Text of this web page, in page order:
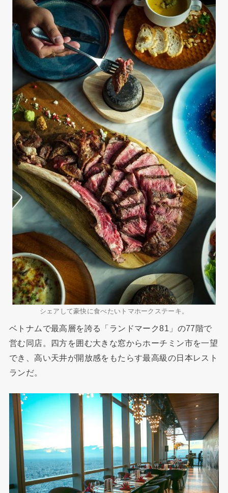
シェアして豪快に食べたいトマホークステーキ。
ベトナムで最高層を誇る「ランドマーク81」の77階で
営む同店。四方を囲む大きな窓からホーチミン市を一望
でき、高い天井が開放感をもたらす最高級の日本レスト
ランだ。